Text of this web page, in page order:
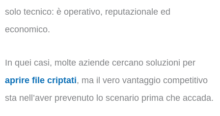
solo tecnico: è operativo, reputazionale ed
economico.
In quei casi, molte aziende cercano soluzioni per
aprire file criptati, ma il vero vantaggio competitivo
sta nell’aver prevenuto lo scenario prima che accada.